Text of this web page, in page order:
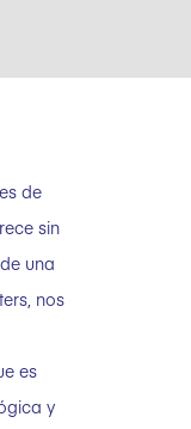
de
sin
una
nos
es
y